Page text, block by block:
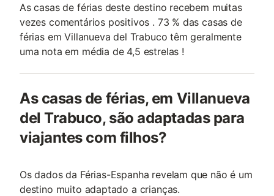
As casas de férias deste destino recebem muitas
vezes comentários positivos . 73 % das casas de
férias em Villanueva del Trabuco têm geralmente
uma nota em média de 4,5 estrelas !
As casas de férias, em Villanueva
del Trabuco, são adaptadas para
viajantes com filhos?
Os dados da Férias-Espanha revelam que não é um
destino muito adaptado a crianças.